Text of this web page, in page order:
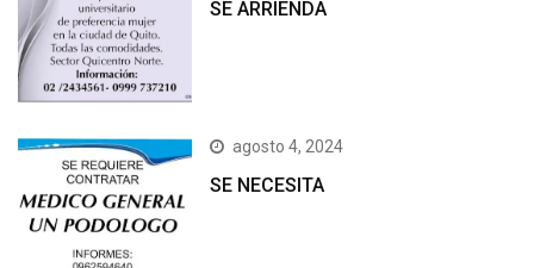
SE ARRIENDA
agosto 4, 2024
SE NECESITA